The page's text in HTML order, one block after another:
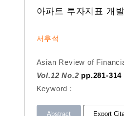
아파트 투자지표 개
서후석
Asian Review of
Vol.12 No.2 pp.281-314
Keyword :
Abstract Export